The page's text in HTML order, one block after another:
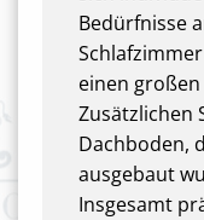
Bedürfnisse
einen
Zusätzlichen
Dachboden,
ausgebaut
Insgesamt